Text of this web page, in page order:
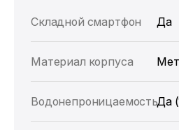
Складной смартфон
Да
Материал корпуса
ВодонепроницаемостьДа